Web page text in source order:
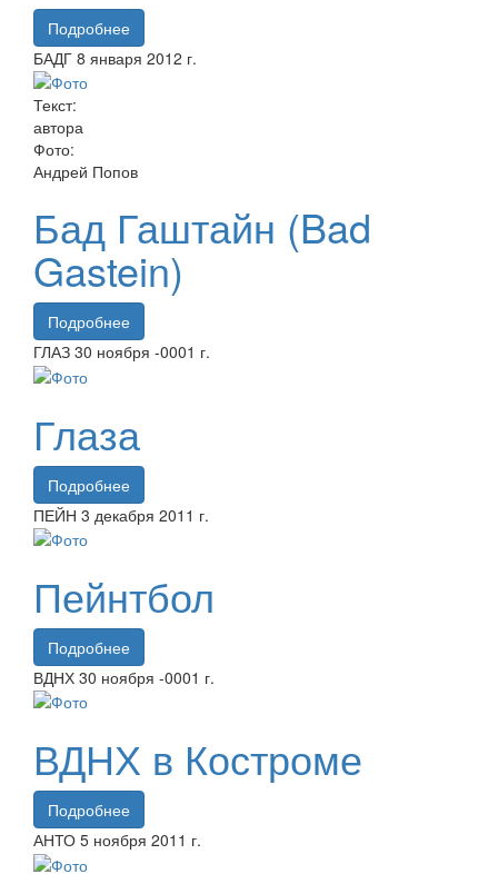
Подробнее
БАДГ 8 января 2012 г.
Текст:
автора
Фото:
Андрей Попов
Бад Гаштайн (Bad
Gastein)
Подробнее
ГЛАЗ 30 ноября -0001 г.
Глаза
Подробнее
ПЕЙН 3 декабря 2011 г.
Пейнтбол
Подробнее
ВДНХ 30 ноября -0001 г.
ВДНХ в Костроме
Подробнее
АНТО 5 ноября 2011 г.